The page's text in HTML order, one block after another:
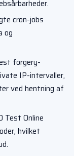
cron-jobs
og
forgery-
IP-intervaller,
ved hentning af
Test Online
hvilket